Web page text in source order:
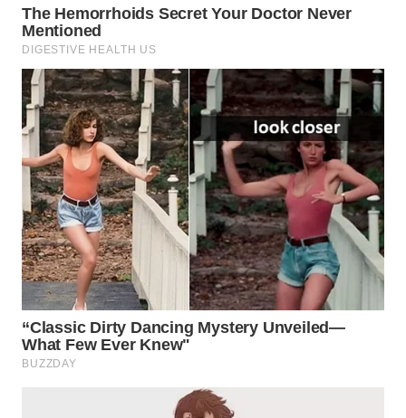
WN
DEPOK
WN
TAPANULI
UTARA
WN
SAMOSIR
WN
PADANG
LAWAS
WN
SUMEDANG